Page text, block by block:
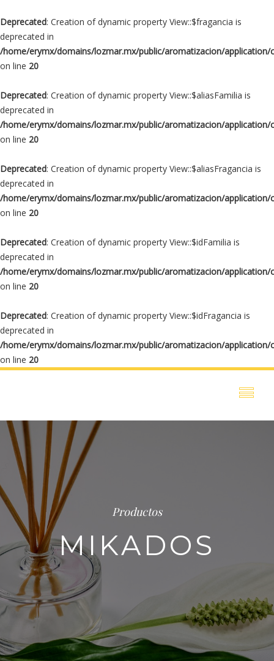
Deprecated: Creation of dynamic property View::$fragancia is
deprecated in
/home/erymx/domains/lozmar.mx/public/aromatizacion/application/
on line 20
Deprecated: Creation of dynamic property View::$aliasFamilia is
deprecated in
/home/erymx/domains/lozmar.mx/public/aromatizacion/application/
on line 20
Deprecated: Creation of dynamic property View::$aliasFragancia is
deprecated in
/home/erymx/domains/lozmar.mx/public/aromatizacion/application/
on line 20
Deprecated: Creation of dynamic property View::$idFamilia is
deprecated in
/home/erymx/domains/lozmar.mx/public/aromatizacion/application/
on line 20
Deprecated: Creation of dynamic property View::$idFragancia is
deprecated in
/home/erymx/domains/lozmar.mx/public/aromatizacion/application/
on line 20
Productos
MIKADOS